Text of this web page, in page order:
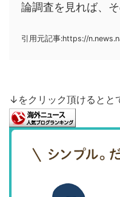
論調査を見れば、
引用元記事:https://
↓をクリック頂けるとと